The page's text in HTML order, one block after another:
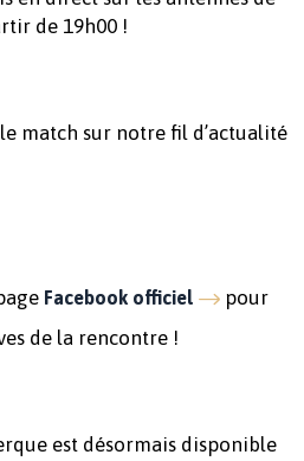
de 19h00 !
match sur notre fil d’actualité
Facebook officiel
pour
de la rencontre !
est désormais disponible